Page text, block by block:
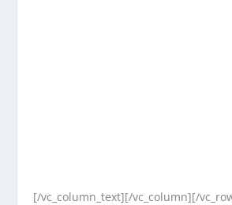
[/vc_column_text][/vc_column][/